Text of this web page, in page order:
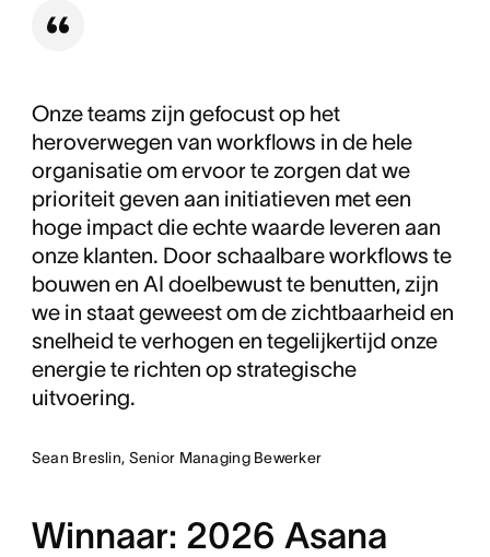
verhalen die van de oorspronkelijke beoogde
Onze teams zijn gefocust op het
heroverwegen van workflows in de hele
organisatie om ervoor te zorgen dat we
prioriteit geven aan initiatieven met een
hoge impact die echte waarde leveren aan
onze klanten. Door schaalbare workflows te
bouwen en AI doelbewust te benutten, zijn
we in staat geweest om de zichtbaarheid en
snelheid te verhogen en tegelijkertijd onze
energie te richten op strategische
uitvoering.
Sean Breslin, Senior Managing Bewerker
Winnaar: 2026 Asana